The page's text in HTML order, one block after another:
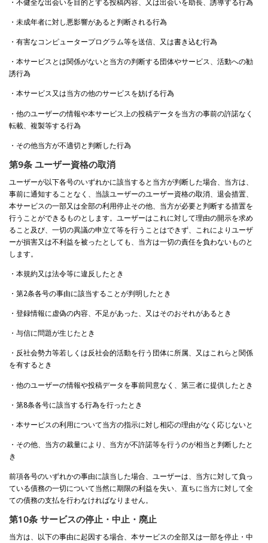
・未成年者に対し悪影響があると判断される行為
・有害なコンピュータープログラム等を送信、又は書き込む行為
・本サービスとは関係がないと当方の判断する団体やサービス、活動への勧
誘行為
・本サービス又は当方の他のサービスを妨げる行為
・他のユーザーの情報や本サービス上の投稿データを当方の事前の許諾なく
転載、複製等する行為
・その他当方が不適切と判断した行為
第9条 ユーザー資格の取消
ユーザーが以下各号のいずれかに該当すると当方が判断した場合、当方は、
事前に通知することなく、当該ユーザーのユーザー資格の取消、退会措置、
本サービスの一部又は全部の利用停止その他、当方が必要と判断する措置を
行うことができるものとします。ユーザーはこれに対して理由の開示を求め
ること及び、一切の異議の申立て等を行うことはできず、これによりユーザ
ーが損害又は不利益を被ったとしても、当方は一切の責任を負わないものと
します。
・本規約又は法令等に違反したとき
・第2条各号の事由に該当することが判明したとき
・登録情報に虚偽の内容、不足があった、又はそのおそれがあるとき
・与信に問題が生じたとき
・反社会勢力等若しくは反社会的活動を行う団体に所属、又はこれらと関係
を有するとき
・他のユーザーの情報や投稿データを事前同意なく、第三者に提供したとき
・第8条各号に該当する行為を行ったとき
・本サービスの利用について当方の指示に対し相応の理由がなく応じないと
・その他、当方の裁量により、当方が不許諾等を行うのが相当と判断したと
き
前項各号のいずれかの事由に該当した場合、ユーザーは、当方に対して負っ
ている債務の一切について当然に期限の利益を失い、直ちに当方に対して全
ての債務の支払を行わなければなりません。
第10条 サービスの停止・中止・廃止
当方は、以下の事由に起因する場合、本サービスの全部又は一部を停止・中